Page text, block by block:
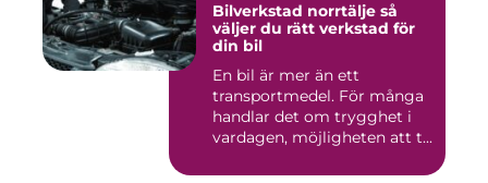
Bilverkstad norrtälje så
väljer du rätt verkstad för
din bil
En bil är mer än ett
transportmedel. För många
handlar det om trygghet i
vardagen, möjligheten att t...